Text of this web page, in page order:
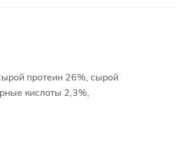
протеин 26%, сырой
кислоты 2,3%,